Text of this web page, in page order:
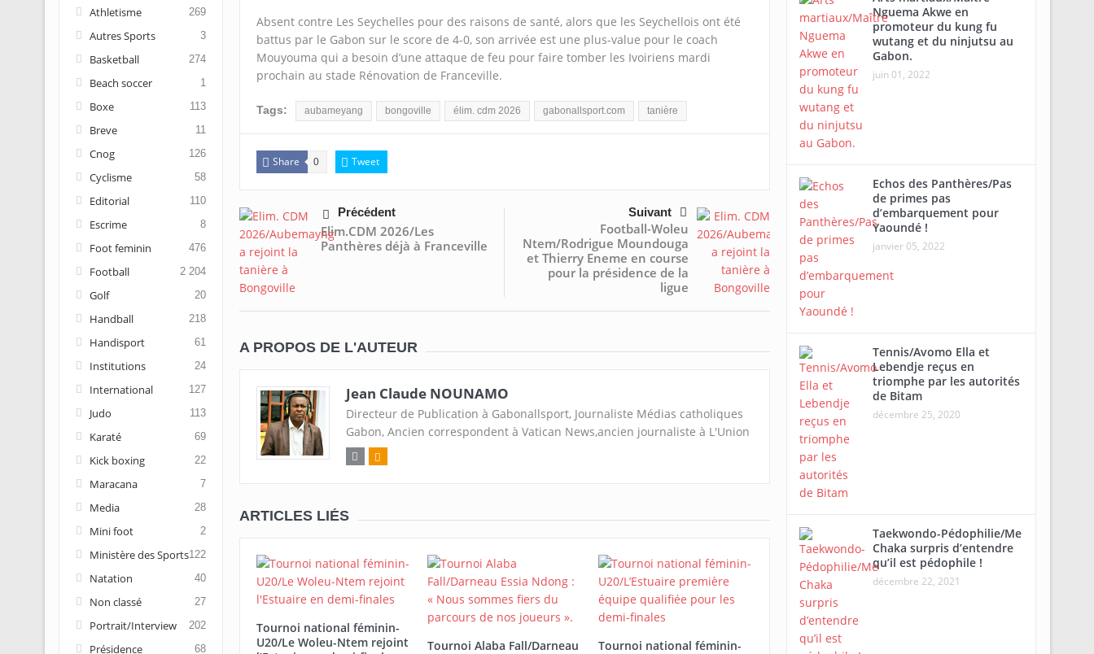
Absent contre Les Seychelles pour des raisons de santé, alors que les Seychellois ont été
battus par le Gabon sur le score de 4-0, son arrivée est une plus-value pour le coach
Mouyouma qui a besoin d’une attaque de feu pour faire tomber les Ivoiriens mardi
prochain au stade Rénovation de Franceville.
Tags: aubameyang bongoville élim. cdm 2026 gabonallsport.com tanière
Share 0 Tweet
Précédent
Elim.CDM 2026/Les
Panthères déjà à Franceville
Suivant
Football-Woleu
Ntem/Rodrigue Moundouga
et Thierry Eneme en course
pour la présidence de la
ligue
A PROPOS DE L'AUTEUR
Jean Claude NOUNAMO
Directeur de Publication à Gabonallsport, Journaliste Médias catholiques
Gabon, Ancien correspondent à Vatican News,ancien journaliste à L'Union
ARTICLES LIÉS
Tournoi national féminin-
U20/Le Woleu-Ntem rejoint
Tournoi Alaba Fall/Darneau
Tournoi national féminin-
Athletisme 269
Autres Sports 3
Basketball 274
Beach soccer 1
Boxe 113
Breve 11
Cnog 126
Cyclisme 58
Editorial 110
Escrime 8
Foot feminin 476
Football 2 204
Golf 20
Handball 218
Handisport 61
Institutions 24
International 127
Judo 113
Karaté 69
Kick boxing 22
Maracana 7
Media 28
Mini foot 2
Ministère des Sports122
Natation 40
Non classé 27
Portrait/Interview 202
Présidence 68
Nguema Akwe en
promoteur du kung fu
wutang et du ninjutsu au
Gabon.
juin 01, 2022
Echos des Panthères/Pas
de primes pas
d’embarquement pour
Yaoundé !
janvier 05, 2022
Tennis/Avomo Ella et
Lebendje reçus en
triomphe par les autorités
de Bitam
décembre 25, 2020
Taekwondo-Pédophilie/Me
Chaka surpris d’entendre
qu’il est pédophile !
décembre 22, 2021